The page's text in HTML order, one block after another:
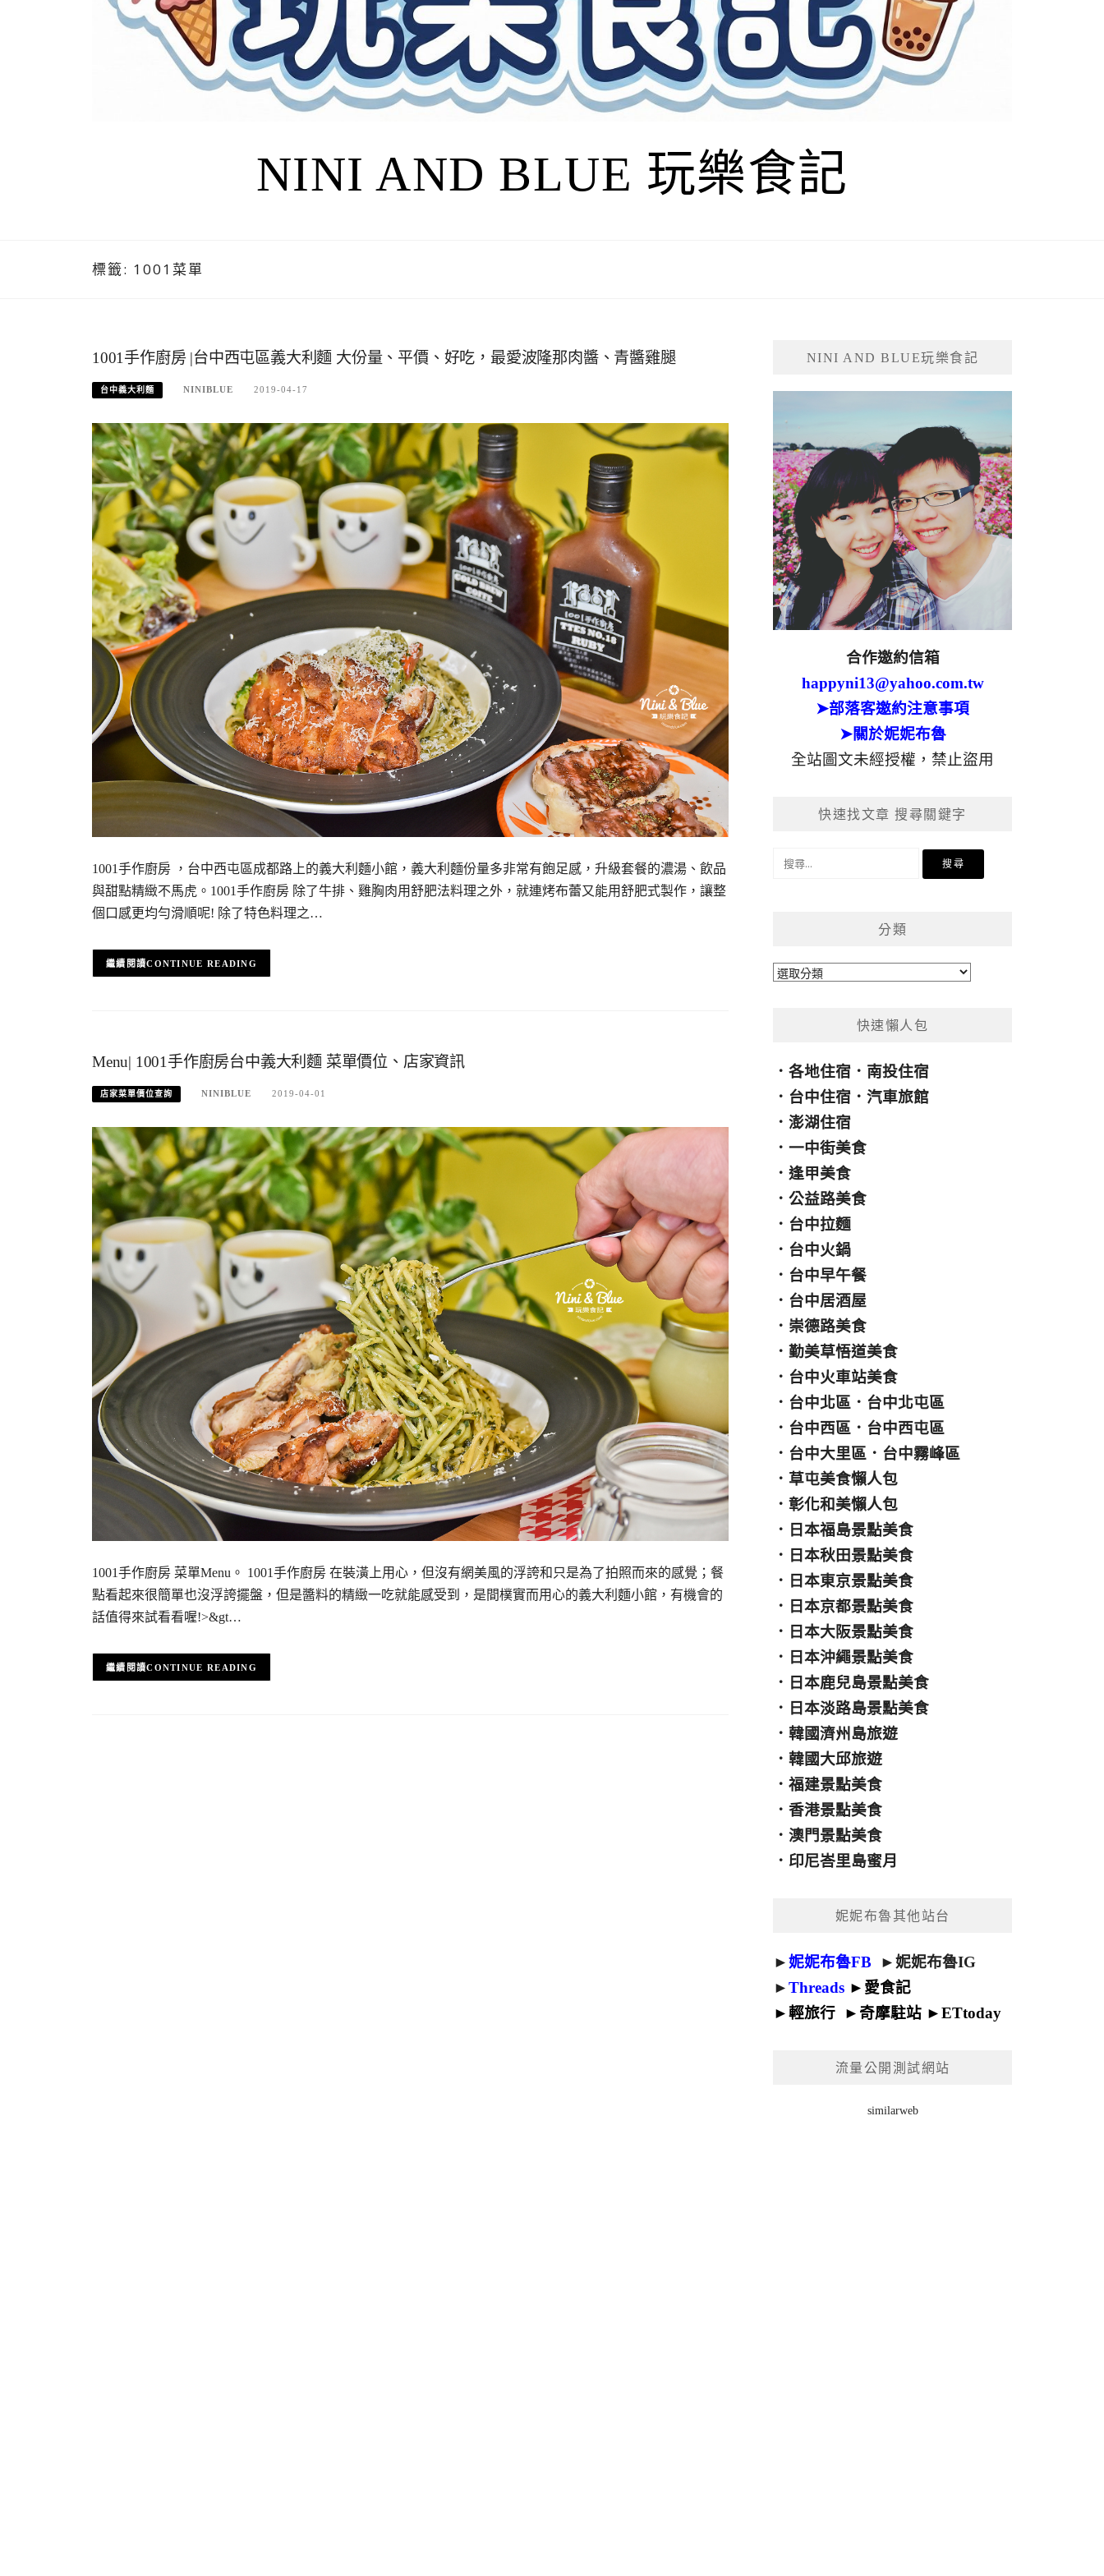
NINI AND BLUE 玩樂食記
標籤: 1001菜單
1001手作廚房 |台中西屯區義大利麵 大份量、平價、好吃，最愛波隆那肉醬、青醬雞腿
台中義大利麵 NINIBLUE 2019-04-17
1001手作廚房 ，台中西屯區成都路上的義大利麵小館，義大利麵份量多非常有飽足感，升級套餐的濃湯、飲品
與甜點精緻不馬虎。1001手作廚房 除了牛排、雞胸肉用舒肥法料理之外，就連烤布蕾又能用舒肥式製作，讓整
個口感更均勻滑順呢! 除了特色料理之…
CONTINUE READING
Menu| 1001手作廚房台中義大利麵 菜單價位、店家資訊
店家菜單價位查詢 NINIBLUE 2019-04-01
1001手作廚房 菜單Menu。 1001手作廚房 在裝潢上用心，但沒有網美風的浮誇和只是為了拍照而來的感覺；餐
點看起來很簡單也沒浮誇擺盤，但是醬料的精緻一吃就能感受到，是間樸實而用心的義大利麵小館，有機會的
話值得來試看看喔!>&gt…
CONTINUE READING
NINI AND BLUE玩樂食記
合作邀約信箱
happyni13@yahoo.com.tw
➤部落客邀約注意事項
➤關於妮妮布魯
全站圖文未經授權，禁止盜用
快速找文章 搜尋關鍵字
分類
分
快速懶人包
．各地住宿 ． 南投住宿
． 台中住宿 ．汽車旅館
．澎湖住宿
．一中街美食
．逢甲美食
．公益路美食
． 台中拉麵
． 台中火鍋
． 台中早午餐
． 台中居酒屋
． 崇德路美食
．勤美草悟道美食
． 台中火車站美食
． 台中北區 ． 台中北屯區
． 台中西區 ． 台中西屯區
． 台中大里區 ． 台中霧峰區
． 草屯美食懶人包
．彰化和美懶人包
． 日本福島景點美食
． 日本秋田景點美食
． 日本東京景點美食
． 日本京都景點美食
． 日本大阪景點美食
． 日本沖繩景點美食
． 日本鹿兒島景點美食
． 日本淡路島景點美食
．韓國濟州島旅遊
．韓國大邱旅遊
．福建景點美食
．香港景點美食
．澳門景點美食
． 印尼峇里島蜜月
妮妮布魯其他站台
►妮妮布魯FB ►妮妮布魯IG
►Threads ► 愛食記
►輕旅行 ► 奇摩駐站 ►ETtoday
流量公開測試網站
similarweb